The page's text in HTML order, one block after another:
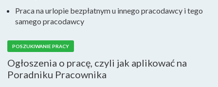
Praca na urlopie bezpłatnym u innego pracodawcy i tego
samego pracodawcy
POSZUKIWANIE PRACY
Ogłoszenia o pracę, czyli jak aplikować na
Poradniku Pracownika